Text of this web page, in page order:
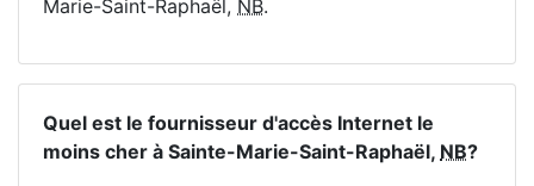
Marie-Saint-Raphaël, NB.
Quel est le fournisseur d'accès Internet le
moins cher à Sainte-Marie-Saint-Raphaël, NB?